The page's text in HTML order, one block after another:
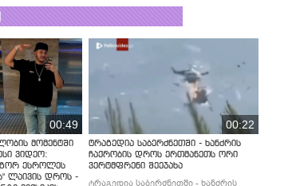
00:49
მომენტში
ვიდეო:
ესროლეს
ლაივის დროს -
00:22
ტრაგედია საბერძნეთში - ხანძრის
ჩაქრობის დროს ერთმანეთს ორი
ვერტმფრენი შეეჯახა
ტრაგედია საბერძნეთში - ხანძრის